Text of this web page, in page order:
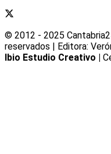
© 2012 - 2025
reservados | Editora:
Ibio Estudio Creativo |